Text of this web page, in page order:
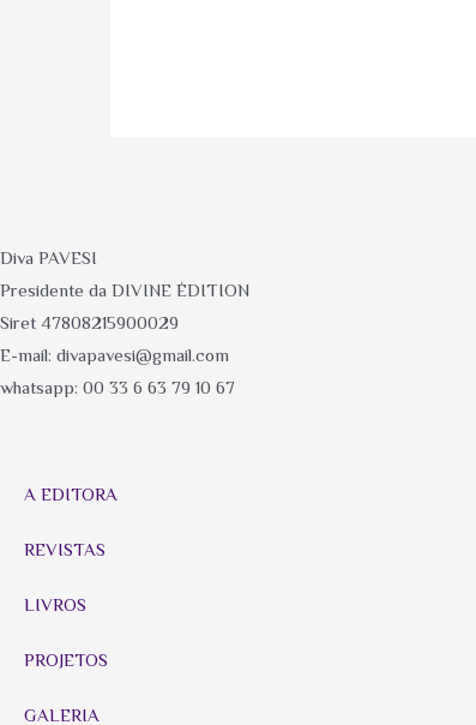
Diva PAVESI
Presidente da DIVINE ÉDITION
Siret 47808215900029
E-mail: divapavesi@gmail.com
whatsapp: 00 33 6 63 79 10 67
A EDITORA
REVISTAS
LIVROS
PROJETOS
GALERIA